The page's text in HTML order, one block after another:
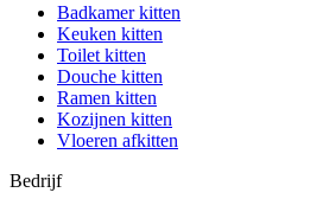
Badkamer kitten
Keuken kitten
Toilet kitten
Douche kitten
Ramen kitten
Kozijnen kitten
Vloeren afkitten
Bedrijf